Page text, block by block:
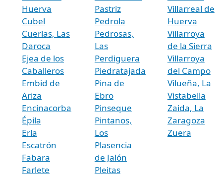
Huerva
Cubel
Cuerlas, Las
Daroca
Ejea de los
Caballeros
Embid de
Ariza
Encinacorba
Épila
Erla
Escatrón
Fabara
Farlete
Pastriz
Pedrola
Pedrosas,
Las
Perdiguera
Piedratajada
Pina de
Ebro
Pinseque
Pintanos,
Los
Plasencia
de Jalón
Pleitas
Villarreal de
Huerva
Villarroya
de la Sierra
Villarroya
del Campo
Vilueña, La
Vistabella
Zaida, La
Zaragoza
Zuera